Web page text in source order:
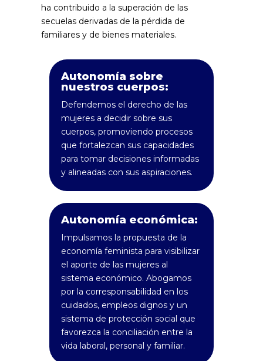
ha contribuido a la superación de las
secuelas derivadas de la pérdida de
familiares y de bienes materiales.
Autonomía sobre
nuestros cuerpos:
Defendemos el derecho de las
mujeres a decidir sobre sus
cuerpos, promoviendo procesos
que fortalezcan sus capacidades
para tomar decisiones informadas
y alineadas con sus aspiraciones.
Autonomía económica:
Impulsamos la propuesta de la
economía feminista para visibilizar
el aporte de las mujeres al
sistema económico. Abogamos
por la corresponsabilidad en los
cuidados, empleos dignos y un
sistema de protección social que
favorezca la conciliación entre la
vida laboral, personal y familiar.